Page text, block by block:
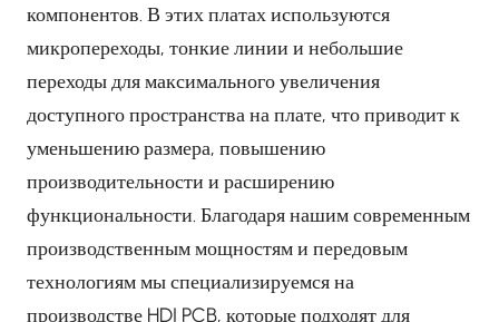
компонентов. В этих платах используются
микропереходы, тонкие линии и небольшие
переходы для максимального увеличения
доступного пространства на плате, что приводит к
уменьшению размера, повышению
производительности и расширению
функциональности. Благодаря нашим современным
производственным мощностям и передовым
технологиям мы специализируемся на
производстве HDI PCB, которые подходят для